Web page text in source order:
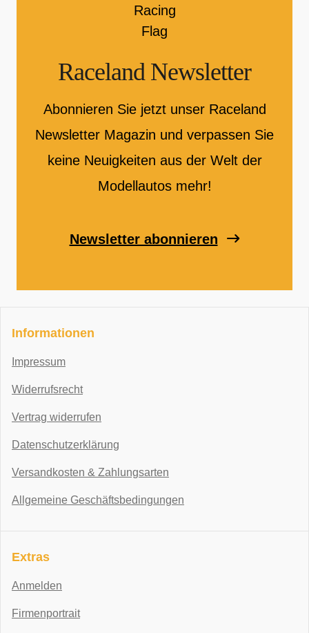
Raceland Newsletter
Abonnieren Sie jetzt unser Raceland
Newsletter Magazin und verpassen Sie
keine Neuigkeiten aus der Welt der
Modellautos mehr!
Newsletter abonnieren
Informationen
Impressum
Widerrufsrecht
Vertrag widerrufen
Datenschutzerklärung
Versandkosten & Zahlungsarten
Allgemeine Geschäftsbedingungen
Extras
Anmelden
Firmenportrait